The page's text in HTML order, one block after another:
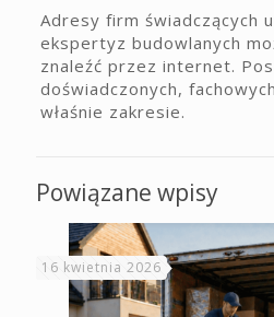
Adresy firm świadczących
ekspertyz budowlanych
znaleźć przez internet.
doświadczonych,
właśnie zakresie.
Powiązane wpisy
16 kwietnia 2026